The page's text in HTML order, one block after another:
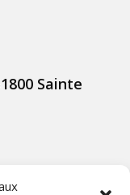
Sainte